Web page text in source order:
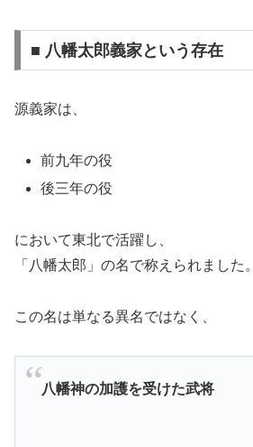
■ 八幡太郎義家という存在
源義家は、
前九年の役
後三年の役
において東北で活躍し、
「八幡太郎」の名で称えられました。
この名は単なる異名ではなく、
八幡神の加護を受けた武将